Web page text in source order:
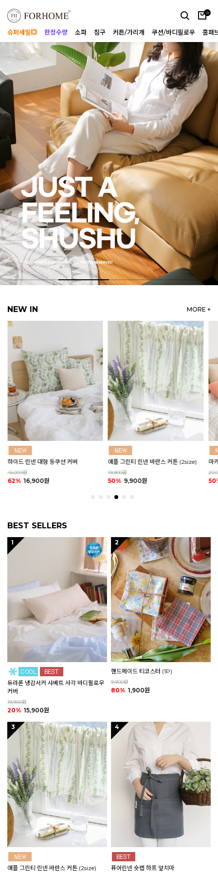
0
슈퍼세일💥 한정수량 소파 침구 커튼/가리개 쿠션/바디필로우 홈패
NEW IN MORE +
하이드 린넨 대형 등쿠션 커버
45,000원
62% 16,900원
애플 그린티 린넨 바란스 커튼 (2size)
19,900원
50% 9,900원
마
BEST SELLERS
1
듀라론 냉감서커 샤베트 사각 바디필로우
커버
19,900원
20% 15,900원
2
핸드메이드 티코스터 (1P)
9,900원
80% 1,900원
3
애플 그린티 린넨 바란스 커튼 (2size)
4
퓨어린넨 숏랩 하프 앞치마